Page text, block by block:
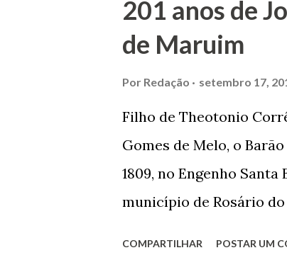
se dedicar aos
primeiro plano para
garçon, dono de bar, de
incontáveis vezes que
normal em trocas de
201 anos de
de Maruim
Por Redação setembro 17,
Filho de Theotonio
Gomes de Melo, o
1809, no Engenho
município de Rosário
COMPARTILHAR POSTAR UM